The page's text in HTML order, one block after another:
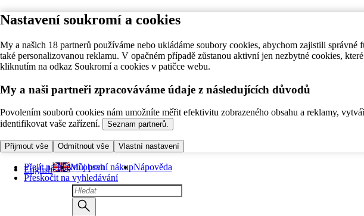
Nastavení soukromí a cookies
My a našich 18 partnerů používáme nebo ukládáme soubory cookies, abychom zajistili
také personalizovanou reklamu. V opačném případě zůstanou aktivní jen nezbytné cookies,
kliknutím na odkaz Soukromí a cookies v patičce webu.
My a naši partneři zpracováváme údaje z následujících důvodů
Povolením souborů cookies nám umožníte měřit efektivitu zobrazeného obsahu a reklamy,
identifikovat vaše zařízení.
Seznam partnerů.
Přijmout vše Odmítnout vše Vlastní nastavení
Přejít na hlavní obsah
Přeskočit na vyhledávání
English Můj první nákupNápověda